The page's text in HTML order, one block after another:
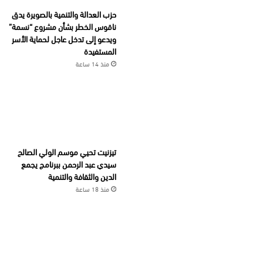
حزب العدالة والتنمية بالصويرة يدق
ناقوس الخطر بشأن مشروع “نسمة”
ويدعو إلى تدخل عاجل لحماية الأسر
المستفيدة
منذ 14 ساعة
تيزنيت تحيي موسم الولي الصالح
سيدي عبد الرحمن ببرنامج يجمع
الدين والثقافة والتنمية
منذ 18 ساعة